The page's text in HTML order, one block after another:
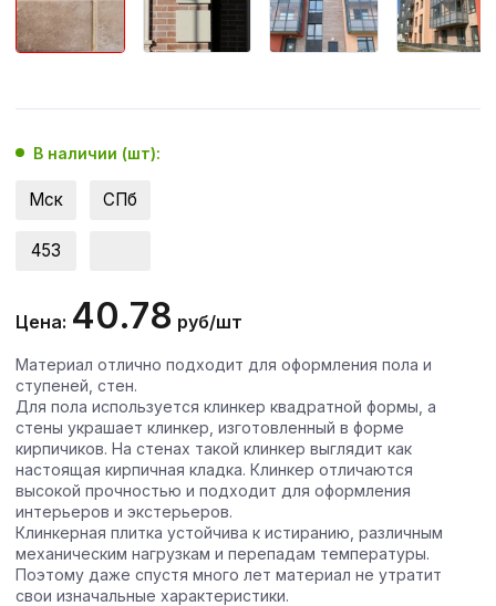
В наличии (шт):
Мск
453
СПб
Цена: 40.78 руб/шт
Материал отлично подходит для оформления пола и
ступеней, стен.
Для пола используется клинкер квадратной формы, а
стены украшает клинкер, изготовленный в форме
кирпичиков. На стенах такой клинкер выглядит как
настоящая кирпичная кладка. Клинкер отличаются
высокой прочностью и подходит для оформления
интерьеров и экстерьеров.
Клинкерная плитка устойчива к истиранию, различным
механическим нагрузкам и перепадам температуры.
Поэтому даже спустя много лет материал не утратит
свои изначальные характеристики.